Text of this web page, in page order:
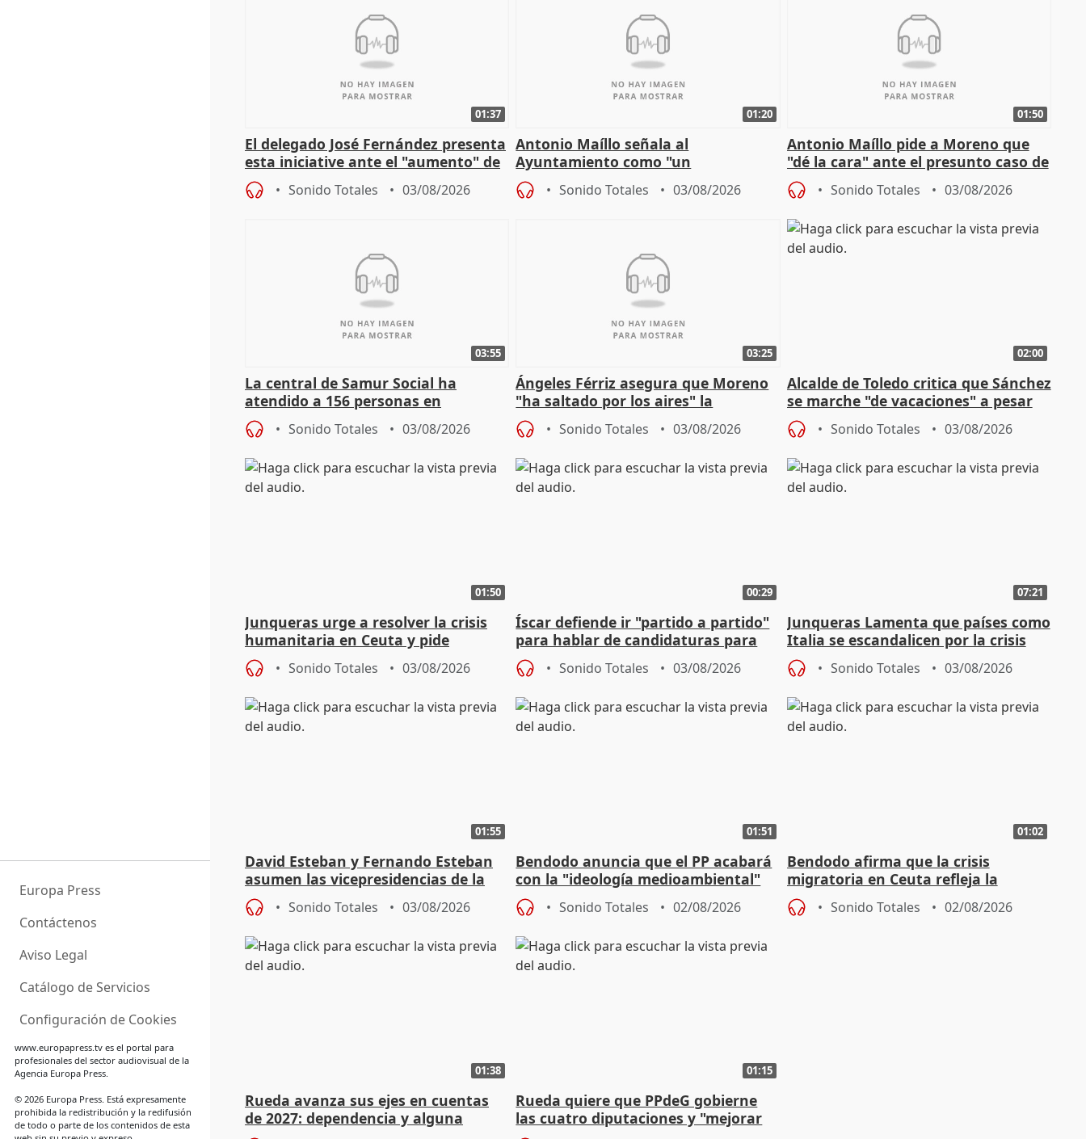
Europa Press
Contáctenos
Aviso Legal
Catálogo de Servicios
Configuración de Cookies
www.europapress.tves el portal para
profesionales del sector audiovisual de la
Agencia Europa Press.
© 2026 Europa Press. Está expresamente
prohibida la redistribución y la redifusión
de todo o parte de los contenidos de esta
01:37
El delegado José Fernández presenta
esta iniciative ante el "aumento" de
personas sin hogar en Madri
Sonido Totales 03/08/2026
01:20
Antonio Maíllo señala al
Ayuntamiento como "un
especulador más" sobre viviendas de
Jiménez Becerril
Sonido Totales 03/08/2026
01:50
Antonio Maíllo pide a Moreno que
"dé la cara" ante el presunto caso de
acoso del CEO de ADM
Sonido Totales 03/08/2026
03:55
La central de Samur Social ha
atendido a 156 personas en
situación de calle durante Campaña
de CalorSonido Totales 03/08/2026
03:25
Ángeles Férriz asegura que Moreno
"ha saltado por los aires" la
negociación tras acuerdo con SMA
Sonido Totales 03/08/2026
02:00
Alcalde de Toledo critica que Sánchez
se marche "de vacaciones" a pesar
de la crisis migratoria
Sonido Totales 03/08/2026
01:50
Junqueras urge a resolver la crisis
humanitaria en Ceuta y pide
responsabilidad a la UE
Sonido Totales 03/08/2026
00:29
Íscar defiende ir "partido a partido"
para hablar de candidaturas para
2027
Sonido Totales 03/08/2026
07:21
Junqueras Lamenta que países como
Italia se escandalicen por la crisis
migratoria
Sonido Totales 03/08/2026
01:55
David Esteban y Fernando Esteban
asumen las vicepresidencias de la
Diputación de Valladolid
Sonido Totales 03/08/2026
01:51
Bendodo anuncia que el PP acabará
con la "ideología medioambiental"
para regenerar las playas
Sonido Totales 02/08/2026
01:02
Bendodo afirma que la crisis
migratoria en Ceuta refleja la
"extrema debilidad" del Gobierno
Sonido Totales 02/08/2026
01:38
Rueda avanza sus ejes en cuentas
de 2027: dependencia y alguna
01:15
Rueda quiere que PPdeG gobierne
las cuatro diputaciones y "mejorar